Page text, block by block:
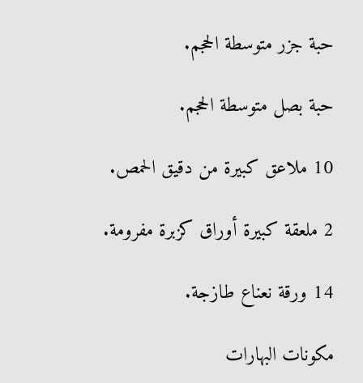
حبة جزر متوسطة الحجم.
حبة بصل متوسطة الحجم.
10 ملاعق كبيرة من دقيق الحمص.
2 ملعقة كبيرة أوراق كزبرة مفرومة.
14 ورقة نعناع طازجة.
مكونات البهارات